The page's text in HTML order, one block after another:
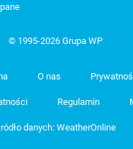
© 1995-2026 Grupa WP
O nas
Regulamin
danych: WeatherOnline